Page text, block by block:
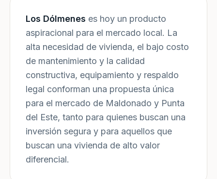
Los Dólmenes es hoy un producto
aspiracional para el mercado local. La
alta necesidad de vivienda, el bajo costo
de mantenimiento y la calidad
constructiva, equipamiento y respaldo
legal conforman una propuesta única
para el mercado de Maldonado y Punta
del Este, tanto para quienes buscan una
inversión segura y para aquellos que
buscan una vivienda de alto valor
diferencial.